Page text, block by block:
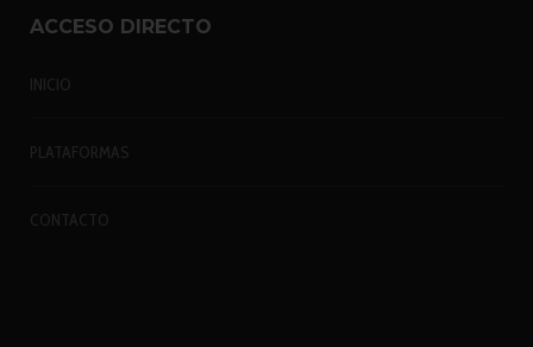
ACCESO DIRECTO
INICIO
PLATAFORMAS
CONTACTO